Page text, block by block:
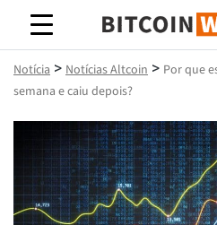
Sabedoria
Notícia > Notícias Altcoin > Por que
semana e caiu depois?